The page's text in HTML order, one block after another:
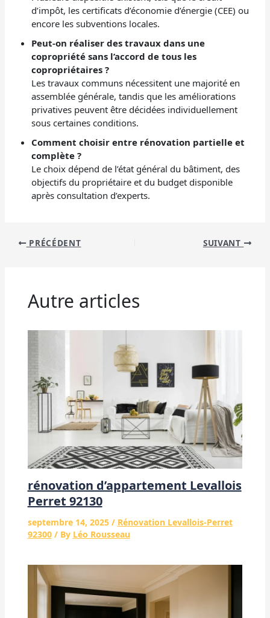
d’impôt, les certificats d’économie d’énergie (CEE) ou
encore les subventions locales.
Peut-on réaliser des travaux dans une
copropriété sans l’accord de tous les
copropriétaires ?
Les travaux communs nécessitent une majorité en
assemblée générale, tandis que les améliorations
privatives peuvent être décidées individuellement
sous certaines conditions.
Comment choisir entre rénovation partielle et
complète ?
Le choix dépend de l’état général du bâtiment, des
objectifs du propriétaire et du budget disponible
après consultation d’experts.
PRÉCÉDENT SUIVANT
Autre articles
rénovation d’appartement Levallois
Perret 92130
septembre 14, 2025 / Rénovation Levallois-Perret
92300/ By Léo Rousseau